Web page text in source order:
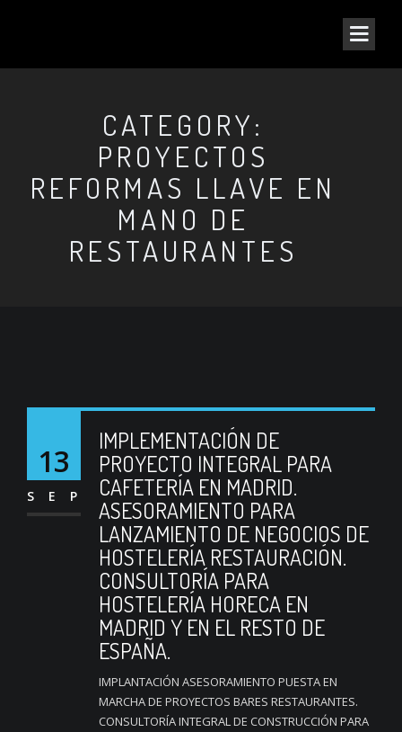
CATEGORY:
PROYECTOS
REFORMAS LLAVE EN
MANO DE
RESTAURANTES
13
SEP
IMPLEMENTACIÓN DE
PROYECTO INTEGRAL PARA
CAFETERÍA EN MADRID.
ASESORAMIENTO PARA
LANZAMIENTO DE NEGOCIOS DE
HOSTELERÍA RESTAURACIÓN.
CONSULTORÍA PARA
HOSTELERÍA HORECA EN
MADRID Y EN EL RESTO DE
ESPAÑA.
IMPLANTACIÓN ASESORAMIENTO PUESTA EN
MARCHA DE PROYECTOS BARES RESTAURANTES.
CONSULTORÍA INTEGRAL DE CONSTRUCCIÓN PARA